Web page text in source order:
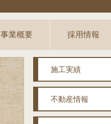
事業概要 採用情報
施工実績
不動産情報